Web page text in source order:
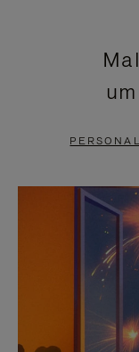
PARA
LO
POR
LO